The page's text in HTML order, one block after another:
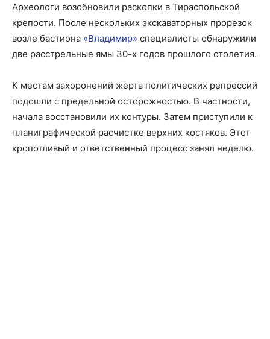
Археологи возобновили раскопки в Тираспольской
крепости. После нескольких экскаваторных прорезок
возле бастиона «Владимир» специалисты обнаружили
две расстрельные ямы 30-х годов прошлого столетия.
К местам захоронений жертв политических репрессий
подошли с предельной осторожностью. В частности,
начала восстановили их контуры. Затем приступили к
планиграфической расчистке верхних костяков. Этот
кропотливый и ответственный процесс занял неделю.